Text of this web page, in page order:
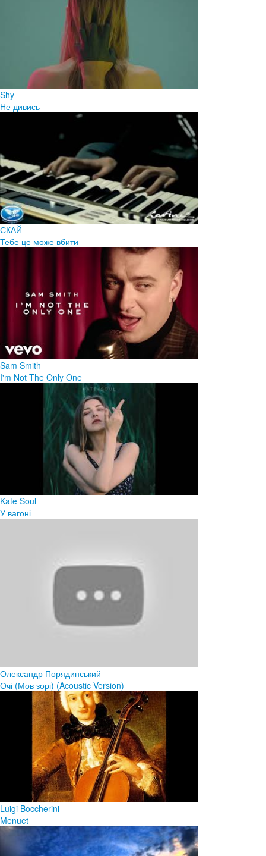
Shy
Не дивись
СКАЙ
Тебе це може вбити
Sam Smith
I'm Not The Only One
Kate Soul
У вагоні
Олександр Порядинський
Очі (Мов зорі) (Acoustic Version)
Luigi Boccherini
Menuet